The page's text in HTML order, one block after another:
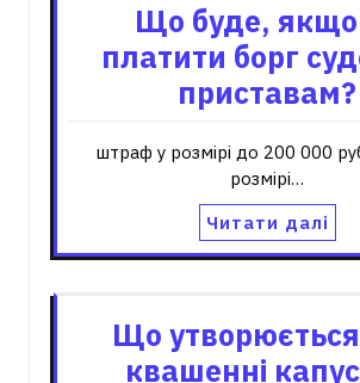
Що буде,
платити борг
приставам?
штраф у розмірі до 200 000
розмірі…
Читати далі
Що
квашенні